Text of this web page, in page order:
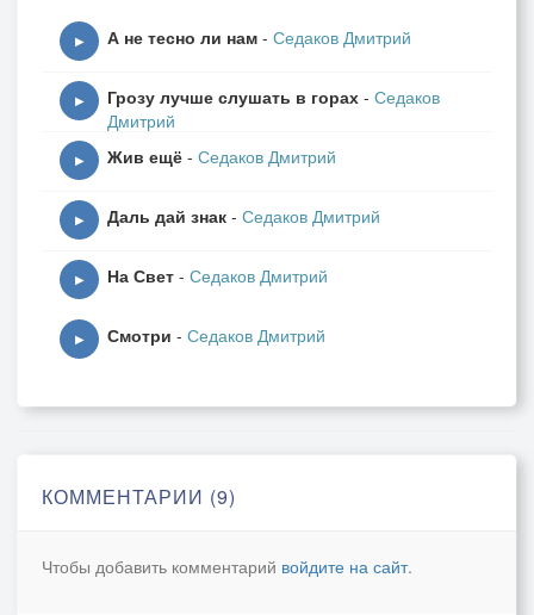
▶ А не тесно ли нам - Седаков Дмитрий
▶ Грозу лучше слушать в горах - Седаков
Дмитрий
▶ Жив ещё - Седаков Дмитрий
▶ Даль дай знак - Седаков Дмитрий
▶ На Свет - Седаков Дмитрий
▶ Смотри - Седаков Дмитрий
КОММЕНТАРИИ (9)
Чтобы добавить комментарий войдите на сайт.